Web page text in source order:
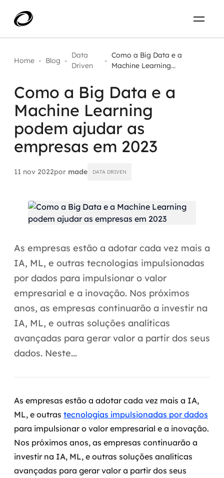
Aplicar IA com impacto real
AI / Machine Learning
IA Generativa
Agentes de IA
Aceleradores de IA
Automação inteligente
Integração de IA
AI Day
Transformar dados em decisão
Data Analytics
Business Intelligence
Data Lakes & Warehouses
Governança de dados
Projetos
Carreira
Home - Blog -
Data
Driven
-
Como a Big Data e a
Machine Learning...
Como a Big Data e a
Machine Learning
podem ajudar as
empresas em 2023
11 nov 2022por made DATA DRIVEN
As empresas estão a adotar cada vez mais a
IA, ML, e outras tecnologias impulsionadas
por dados para impulsionar o valor
empresarial e a inovação. Nos próximos
anos, as empresas continuarão a investir na
IA, ML, e outras soluções analíticas
avançadas para gerar valor a partir dos seus
dados. Neste...
As empresas estão a adotar cada vez mais a IA,
ML, e outras tecnologias impulsionadas por dados
para impulsionar o valor empresarial e a inovação.
Nos próximos anos, as empresas continuarão a
investir na IA, ML, e outras soluções analíticas
avançadas para gerar valor a partir dos seus